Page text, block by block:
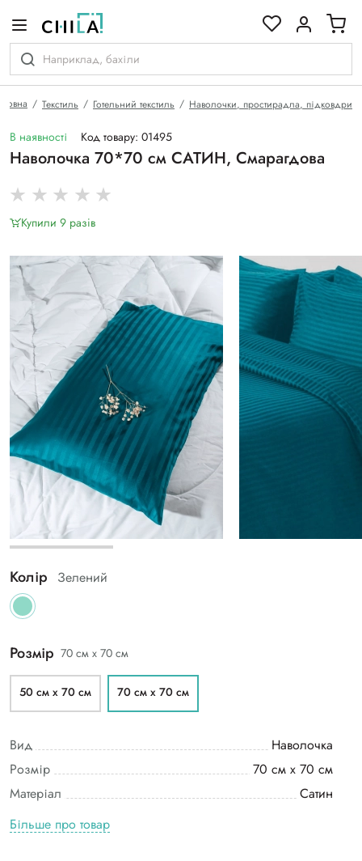
Текстиль Готельний текстиль Наволочки, простирадла, підковдри
В наявності Код товару: 01495
Наволочка 70*70 см САТИН, Смарагдова
Купили 9 разiв
Колір Зелений
Розмір 70 см х 70 см
50 см х 70 см 70 см х 70 см
Вид
Наволочка
Розмір
70 см х 70 см
Матеріал
Сатин
Більше про товар
гамі